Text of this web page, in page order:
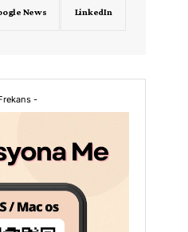
News LinkedIn
-